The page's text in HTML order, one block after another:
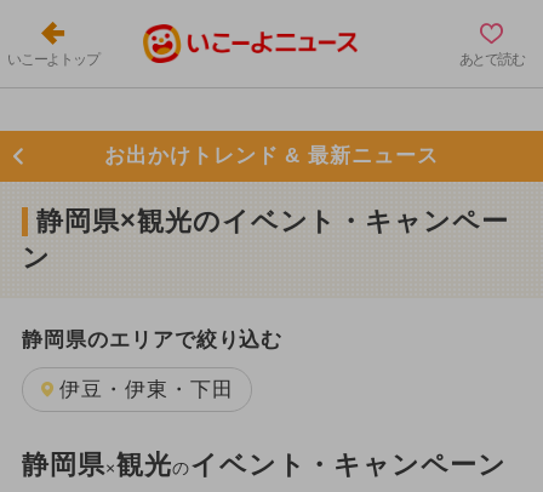
いこーよトップ あとで読む
お出かけトレンド & 最新ニュース
静岡県×観光のイベント・キャンペー
ン
静岡県のエリアで絞り込む
伊豆・伊東・下田
静岡県×観光のイベント・キャンペーン